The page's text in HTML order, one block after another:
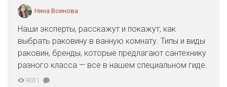
Нина Воинова
Наши эксперты, расскажут и покажут, как
выбрать раковину в ванную комнату. Типы и виды
раковин, бренды, которые предлагают сантехнику
разного класса — все в нашем специальном гиде.
9031